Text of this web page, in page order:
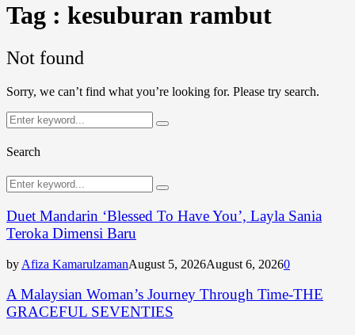
Tag : kesuburan rambut
Not found
Sorry, we can’t find what you’re looking for. Please try search.
Search
for:
Search
Search
Search
for:
Search
Duet Mandarin ‘Blessed To Have You’, Layla Sania
Teroka Dimensi Baru
by Afiza KamarulzamanAugust 5, 2026August 6, 20260
A Malaysian Woman’s Journey Through Time-THE
GRACEFUL SEVENTIES